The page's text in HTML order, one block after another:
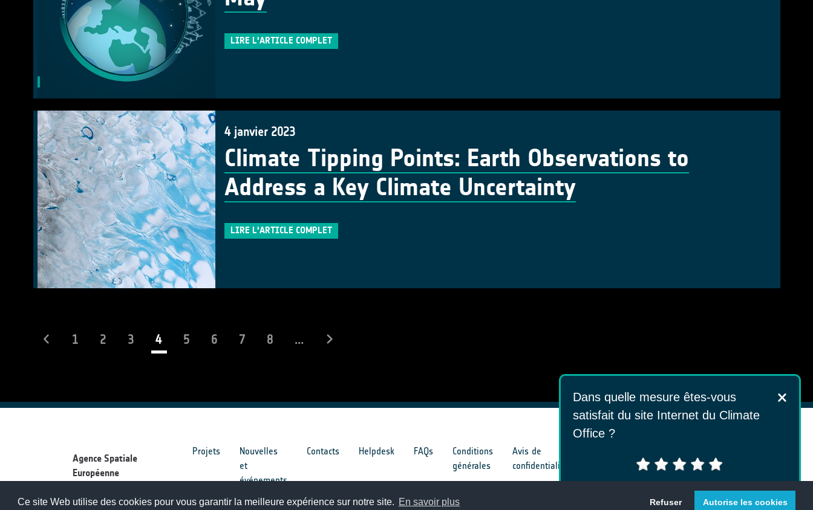
Ce site Web utilise des cookies pour vous garantir la meilleure expérience sur notre site. En savoir plus Refuser Autorise les cookies
LIRE L'ARTICLE COMPLET
4 janvier 2023
Climate Tipping Points: Earth Observations to
Address a Key Climate Uncertainty
LIRE L'ARTICLE COMPLET
1 2 3 4(current)
5 6 7 8 ...
Agence Spatiale
Européenne
Projets
Nouvelles
et
événements
Contacts Helpdesk FAQs
Conditions
générales
Avis de
confidentialité
Dans quelle mesure êtes-vous
satisfait du site Internet du Climate
Office ?
Alternatively, answer our full surveyhere[en]!